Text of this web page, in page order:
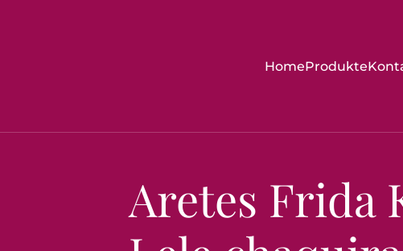
HomeProdukte
Aretes Frida